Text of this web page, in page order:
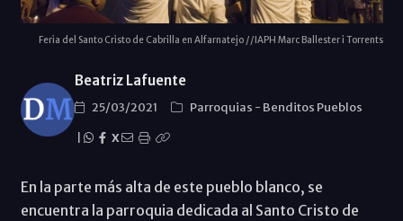
Feria del Santo Cristo de Cabrilla en Alfarnatejo //IAPH Marc Ballester i Torrents
Beatriz Lafuente
25/03/2021 Parroquias - Benditos Pueblos
X
En la parte más alta de este pueblo blanco, se
encuentra la parroquia dedicada al Santo Cristo de